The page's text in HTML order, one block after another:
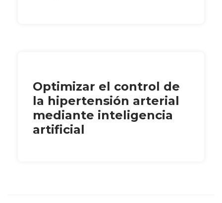
Optimizar el control de
la hipertensión arterial
mediante inteligencia
artificial